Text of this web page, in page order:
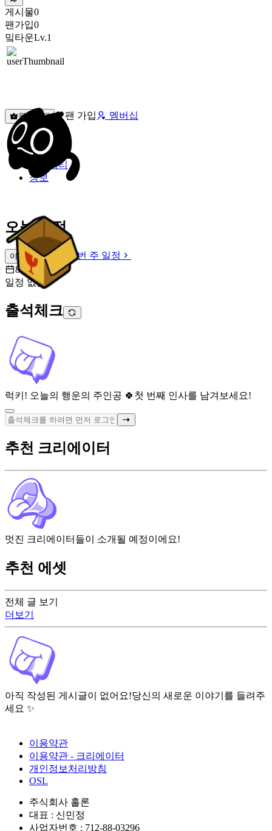
게시물0
팬가입0
밐타운Lv.1
원픽선택 팬 가입 멤버십
밐타운
피드
커뮤니티
정보
오늘 일정
이번 주 일정
이번 주 일정
8월 8일 [토]
일정 없음
출석체크
럭키! 오늘의 행운의 주인공 🍀 첫 번째 인사를 남겨보세요!
전체 글 보기
더보기
아직 작성된 게시글이 없어요!당신의 새로운 이야기를 들려주
세요 ✨
추천 크리에이터
멋진 크리에이터들이 소개될 예정이에요!
추천 에셋
이용약관
이용약관 - 크리에이터
개인정보처리방침
OSL
주식회사 홀론
대표 : 신민정
사업자번호 : 712-88-03296